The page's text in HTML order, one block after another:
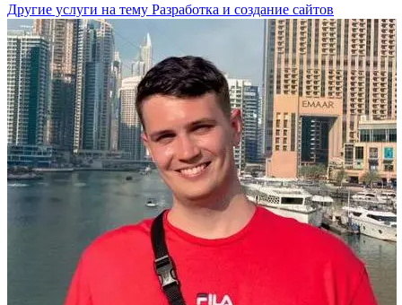
Другие услуги на тему Разработка и создание сайтов